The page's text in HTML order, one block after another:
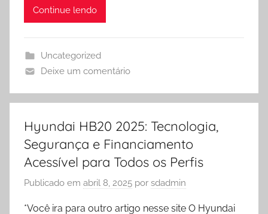
Continue lendo
Uncategorized
Deixe um comentário
Hyundai HB20 2025: Tecnologia,
Segurança e Financiamento
Acessível para Todos os Perfis
Publicado em abril 8, 2025 por sdadmin
*Você ira para outro artigo nesse site O Hyundai